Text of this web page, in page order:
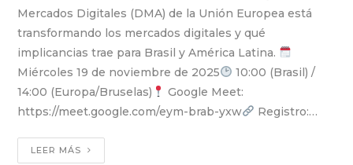
Mercados Digitales (DMA) de la Unión Europea está
transformando los mercados digitales y qué
implicancias trae para Brasil y América Latina.
Miércoles 19 de noviembre de 2025
10:00 (Brasil) /
14:00 (Europa/Bruselas)
Google Meet:
https://meet.google.com/eym-brab-yxw
Registro:…
LEER MÁS